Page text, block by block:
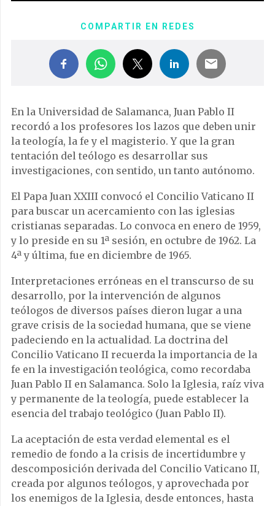
COMPARTIR EN REDES
En la Universidad de Salamanca, Juan Pablo II
recordó a los profesores los lazos que deben unir
la teología, la fe y el magisterio. Y que la gran
tentación del teólogo es desarrollar sus
investigaciones, con sentido, un tanto autónomo.
El Papa Juan XXIII convocó el Concilio Vaticano II
para buscar un acercamiento con las iglesias
cristianas separadas. Lo convoca en enero de 1959,
y lo preside en su 1ª sesión, en octubre de 1962. La
4ª y última, fue en diciembre de 1965.
Interpretaciones erróneas en el transcurso de su
desarrollo, por la intervención de algunos
teólogos de diversos países dieron lugar a una
grave crisis de la sociedad humana, que se viene
padeciendo en la actualidad. La doctrina del
Concilio Vaticano II recuerda la importancia de la
fe en la investigación teológica, como recordaba
Juan Pablo II en Salamanca. Solo la Iglesia, raíz viva
y permanente de la teología, puede establecer la
esencia del trabajo teológico (Juan Pablo II).
La aceptación de esta verdad elemental es el
remedio de fondo a la crisis de incertidumbre y
descomposición derivada del Concilio Vaticano II,
creada por algunos teólogos, y aprovechada por
los enemigos de la Iglesia, desde entonces, hasta